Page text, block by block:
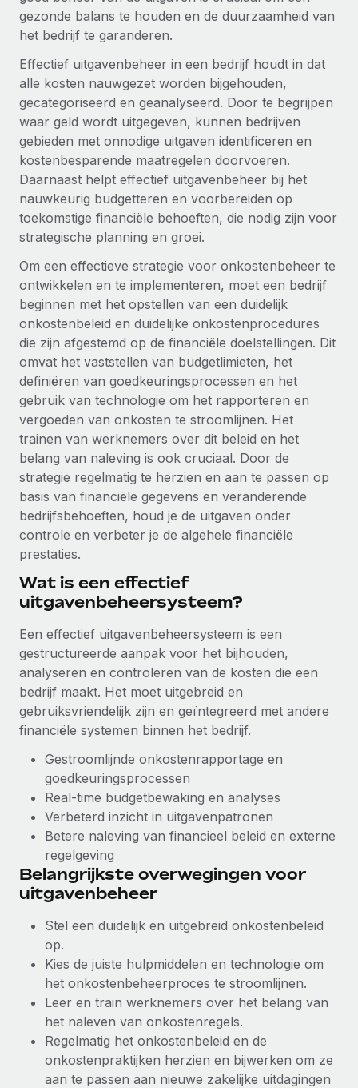
Zzp'ers internationaal onboarden en beheren
PEO
Ingewikkelde HR-taken eenvoudig uitbesteden
INFRASTRUCTUUR
Remote Embedded
HR naadloos in workflows integreren
Platform
Ingebouwde essentiële HR-functies voor je team
Verbinden Nieuw
AI-tools koppelen aan Remote met onze MCP
Integraties
Processen stroomlijnen met essentiële zakelijke tools
DIENSTEN
Vraag een expert
Krijg hulp van global HR- en juridische experts
Achtergrondonderzoek
Vereenvoudig het screeningsproces van
kandidaten
Compliance Watchtower
Blijf compliance-risico's voor
Apparaatbeheer
Lever en track wereldwijd IT-middelen
Entiteiten oprichten
Stel snel compliant entiteiten op
Mobiliteit en overplaatsing
Plaats werknemers moeiteloos over
Secundaire arbeidsvoorwaarden
Eenvoudig secundaire arbeidsvoorwaarden
beheren
GROEIFASE
Start-ups
Flexibele global HR en payroll solutions voor groeiende
bedrijven
Mid-market
Teams uitbreiden met HR solutions op maat
Enterprise
Global HR voor grote bedrijven
WERK MET ONS SAMEN
Strategische technologiepartners
Integreer global HR flexibel in je platform
Een partner worden
Ontdek hoe je met ons kunt samenwerken
Remote Build Binnenkort beschikbaar
Integraties en advies over AI-automatiseringen
CASESTUDY'S
Betalingscalculator voor zzp'ers
Ontdek valuta-opties en betaalsnelheden voor
LEREN MET REMOTE
Onderzoek en gidsen
Casestudy's
HR-woordenlijst
Checklists en templates
Bibliotheek met functiebeschrijvingen
Webinars
Evenementen
Newsroom
Inzicht in salaris en talent
Inzichtencentrum
Support
Alle bronnen bekijken
BLOG
EOR en PEO
Contractor Management
Belastingen
Naar de blog
BLOG
Productupdates van Remote: Gusto- en Xero-
integraties en Contractor Management Plus
Het blijft de missie van Remote om alle soorten bedrijven
te helpen bij het aannemen, beheren en...
Meer informatie
beheert met Remote
Phiture, een toonaangevende leider in de wereldwijde
mobiele groeiadviessector, zet zich sinds 2016...
Meer informatie
Nederlands
Français
Deutsch
Español
Italiano
Português (Portugal)
日本語
한국어
中文（简体）
Inloggen
gezonde balans te houden en de duurzaamheid van
het bedrijf te garanderen.
Effectief uitgavenbeheer in een bedrijf houdt in dat
alle kosten nauwgezet worden bijgehouden,
gecategoriseerd en geanalyseerd. Door te begrijpen
waar geld wordt uitgegeven, kunnen bedrijven
gebieden met onnodige uitgaven identificeren en
kostenbesparende maatregelen doorvoeren.
Daarnaast helpt effectief uitgavenbeheer bij het
nauwkeurig budgetteren en voorbereiden op
toekomstige financiële behoeften, die nodig zijn voor
strategische planning en groei.
Om een effectieve strategie voor onkostenbeheer te
ontwikkelen en te implementeren, moet een bedrijf
beginnen met het opstellen van een duidelijk
onkostenbeleid en duidelijke onkostenprocedures
die zijn afgestemd op de financiële doelstellingen. Dit
omvat het vaststellen van budgetlimieten, het
definiëren van goedkeuringsprocessen en het
gebruik van technologie om het rapporteren en
vergoeden van onkosten te stroomlijnen. Het
trainen van werknemers over dit beleid en het
belang van naleving is ook cruciaal. Door de
strategie regelmatig te herzien en aan te passen op
basis van financiële gegevens en veranderende
bedrijfsbehoeften, houd je de uitgaven onder
controle en verbeter je de algehele financiële
prestaties.
Wat is een effectief
uitgavenbeheersysteem?
Een effectief uitgavenbeheersysteem is een
gestructureerde aanpak voor het bijhouden,
analyseren en controleren van de kosten die een
bedrijf maakt. Het moet uitgebreid en
gebruiksvriendelijk zijn en geïntegreerd met andere
financiële systemen binnen het bedrijf.
Gestroomlijnde onkostenrapportage en
goedkeuringsprocessen
Real-time budgetbewaking en analyses
Verbeterd inzicht in uitgavenpatronen
Betere naleving van financieel beleid en externe
regelgeving
Belangrijkste overwegingen voor
uitgavenbeheer
Stel een duidelijk en uitgebreid onkostenbeleid
op.
Kies de juiste hulpmiddelen en technologie om
het onkostenbeheerproces te stroomlijnen.
Leer en train werknemers over het belang van
het naleven van onkostenregels.
Regelmatig het onkostenbeleid en de
onkostenpraktijken herzien en bijwerken om ze
aan te passen aan nieuwe zakelijke uitdagingen